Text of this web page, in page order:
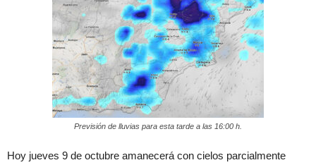
Previsión de lluvias para esta tarde a las 16:00 h.
Hoy jueves 9 de octubre amanecerá con cielos parcialmente